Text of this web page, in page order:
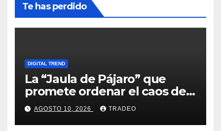
Te has perdido
DIGITAL TREND
La “Jaula de Pájaro” que
promete ordenar el caos de
ChatGPT
AGOSTO 10, 2026 TRADEO